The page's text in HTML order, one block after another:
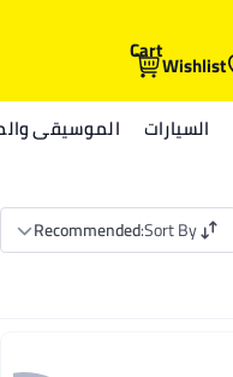
Wishlist
Cart
السيارات الموسيقى
Sort By
:
Recommended